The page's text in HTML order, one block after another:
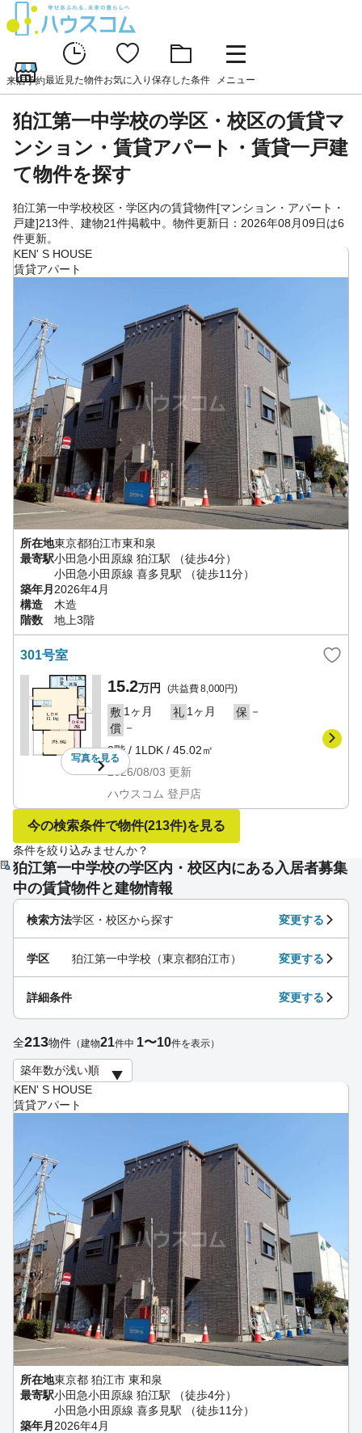
来店予約最近見た物件お気に入り 保存した条件 メニュー
狛江第一中学校の学区・校区の賃貸マ
ンション・賃貸アパート・賃貸一戸建
て物件を探す
狛江第一中学校校区・学区内の賃貸物件[マンション・アパート・
戸建]213件、建物21件掲載中。物件更新日：2026年08月09日は6
件更新。
KEN' S HOUSE
賃貸アパート
所在地東京都狛江市東和泉
最寄駅小田急小田原線 狛江駅
（徒歩4分）
小田急小田原線 喜多見駅
（徒歩11分）
築年月 2026年4月
構造
木造
階数
地上3階
301号室
写真を見る
15.2万円 (共益費8,000円)
敷 1ヶ月 礼 1ヶ月 保 －
償 －
3階/ 1LDK / 45.02㎡
2026/08/03 更新
ハウスコム 登戸店
今の検索条件で物件(213件)を見る
条件を絞り込みませんか？
狛江第一中学校の学区内・校区内にある入居者募集
中の賃貸物件と建物情報
KEN' S HOUSE
賃貸アパート
所在地東京都 狛江市 東和泉
最寄駅小田急小田原線 狛江駅 （徒歩4分）
小田急小田原線 喜多見駅 （徒歩11分）
築年月 2026年4月
検索方法学区・校区から探す 変更する
学区 狛江第一中学校（東京都狛江市） 変更する
詳細条件 変更する
全213物件 （建物21件中 1〜10件を表示）